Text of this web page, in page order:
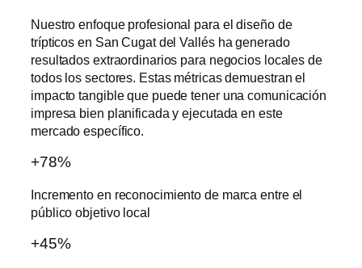
Nuestro enfoque profesional para eldiseño de
trípticos en San Cugat del Vallésha generado
resultados extraordinarios para negocios locales de
todos los sectores. Estas métricas demuestran el
impacto tangible que puede tener una comunicación
impresa bien planificada y ejecutada en este
mercado específico.
+78%
Incremento en reconocimiento de marca entre el
público objetivo local
+45%